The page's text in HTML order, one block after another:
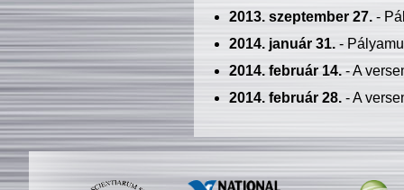
2013. szeptember 27.-
2014. január 31.-
2014. február 14.- A
2014. február 28.- A